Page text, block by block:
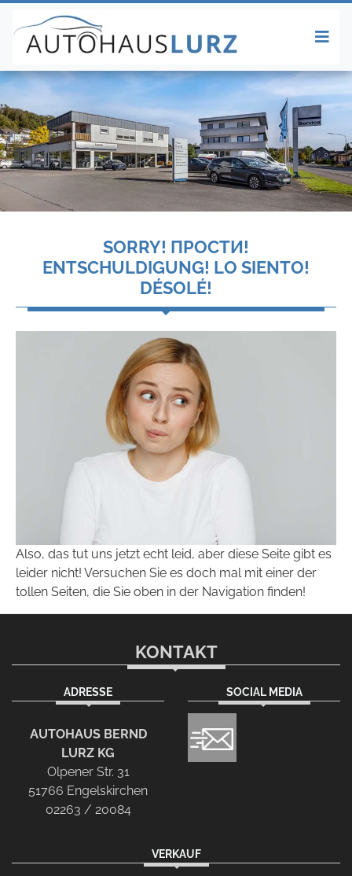
SORRY! ПРОСТИ!
ENTSCHULDIGUNG! LO SIENTO!
DÉSOLÉ!
Also, das tut uns jetzt echt leid, aber diese Seite gibt es
leider nicht! Versuchen Sie es doch mal mit einer der
tollen Seiten, die Sie oben in der Navigation finden!
KONTAKT
ADRESSE
AUTOHAUS BERND
LURZ KG
Olpener Str. 31
51766 Engelskirchen
02263 / 20084
SOCIAL MEDIA
VERKAUF